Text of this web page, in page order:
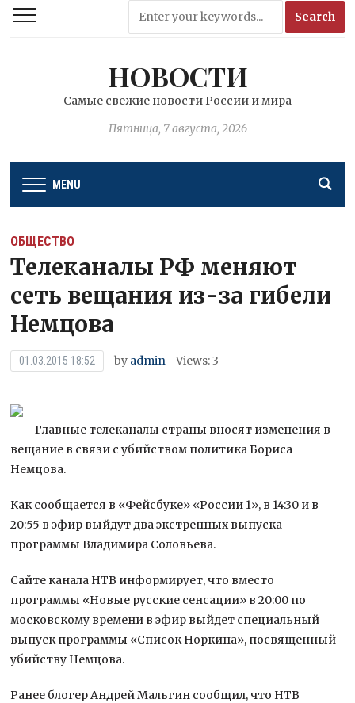
НОВОСТИ
Самые свежие новости России и мира
Пятница, 7 августа, 2026
MENU
ОБЩЕСТВО
Телеканалы РФ меняют
сеть вещания из-за гибели
Немцова
01.03.2015 18:52 by admin Views: 3
Главные телеканалы страны вносят изменения в
вещание в связи с убийством политика Бориса
Немцова.
Как сообщается в «Фейсбуке» «России 1», в 14:30 и в
20:55 в эфир выйдут два экстренных выпуска
программы Владимира Соловьева.
Сайте канала НТВ информирует, что вместо
программы «Новые русские сенсации» в 20:00 по
московскому времени в эфир выйдет специальный
выпуск программы «Список Норкина», посвященный
убийству Немцова.
Ранее блогер Андрей Мальгин сообщил, что НТВ